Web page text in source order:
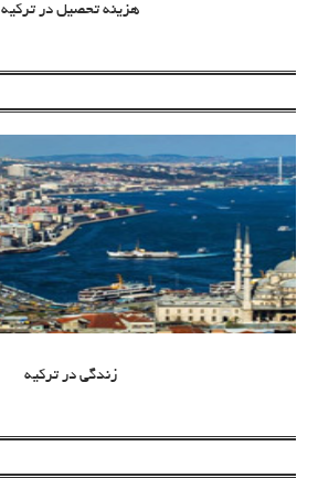
هزینه تحصیل در ترکیه
زندگی در ترکیه